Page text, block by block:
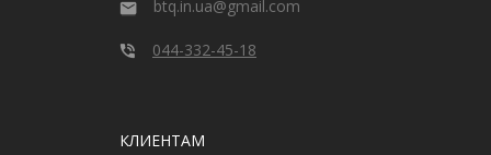
btq.in.ua@gmail.com
044-332-45-18
КЛИЕНТАМ